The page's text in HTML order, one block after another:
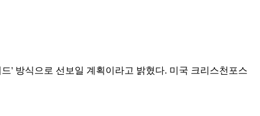
' 방식으로 선보일 계획이라고 밝혔다. 미국 크리스천포스